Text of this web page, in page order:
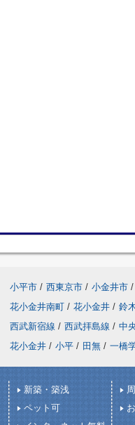
小平市 / 西東京市 / 小金井市 /
花小金井南町 / 花小金井 / 鈴
西武新宿線 / 西武拝島線 / 中
花小金井 / 小平 / 田無 / 一橋
新築・築浅
ペット可